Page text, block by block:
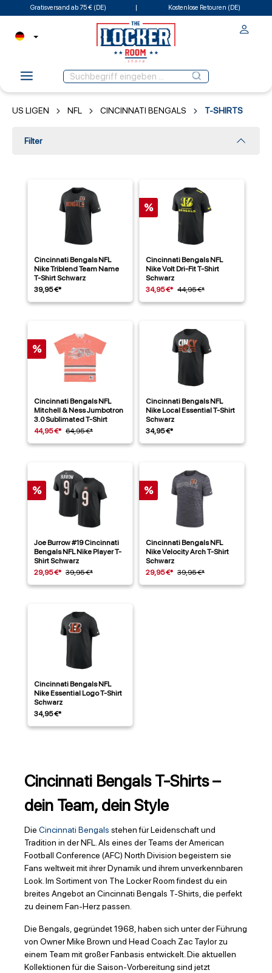
Gratisversand ab 75 € (DE) Kostenlose Retouren (DE)
US LIGEN NFL CINCINNATI BENGALS T-SHIRTS
Filter
Cincinnati Bengals NFL
Nike Triblend Team Name
T-Shirt Schwarz
39,95 €*
%
Cincinnati Bengals NFL
Nike Volt Dri-Fit T-Shirt
Schwarz
34,95 €* 44,95 €*
%
Cincinnati Bengals NFL
Mitchell & Ness Jumbotron
3.0 Sublimated T-Shirt
44,95 €* 64,95 €*
Cincinnati Bengals NFL
Nike Local Essential T-Shirt
Schwarz
34,95 €*
%
Joe Burrow #19 Cincinnati
Bengals NFL Nike Player T-
Shirt Schwarz
29,95 €* 39,95 €*
%
Cincinnati Bengals NFL
Nike Velocity Arch T-Shirt
Schwarz
29,95 €* 39,95 €*
Cincinnati Bengals NFL
Nike Essential Logo T-Shirt
Schwarz
34,95 €*
Cincinnati Bengals T-Shirts –
dein Team, dein Style
Die Cincinnati Bengals stehen für Leidenschaft und
Tradition in der NFL. Als eines der Teams der American
Football Conference (AFC) North Division begeistern sie
Fans weltweit mit ihrer Dynamik und ihrem unverkennbaren
Look. Im Sortiment von The Locker Room findest du ein
breites Angebot an Cincinnati Bengals T-Shirts, die perfekt
zu deinem Fan-Herz passen.
Die Bengals, gegründet 1968, haben sich unter der Führung
von Owner Mike Brown und Head Coach Zac Taylor zu
einem Team mit großer Fanbasis entwickelt. Die aktuellen
Kollektionen für die Saison-Vorbereitung sind jetzt